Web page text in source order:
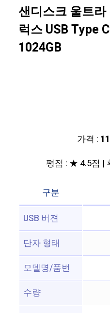
샌디스크 울트
럭스 USB Type
1024GB
가격 :
평점 : ★ 4.5점 |
구분
USB 버젼
단자 형태
모델명/품번
수량